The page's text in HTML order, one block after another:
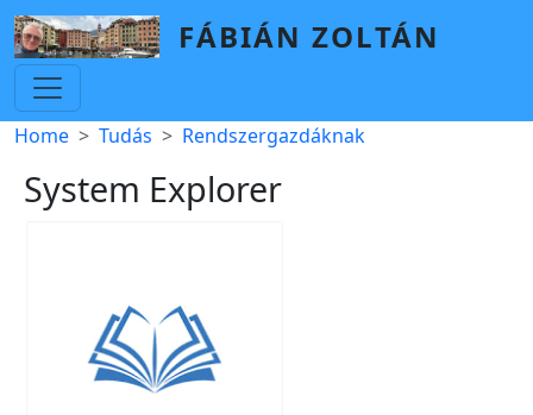
Skip to main content
FÁBIÁN ZOLTÁN
Breadcrumb
Home Tudás Rendszergazdáknak
System Explorer